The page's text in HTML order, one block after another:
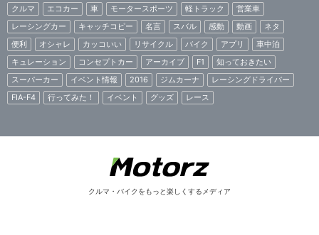
クルマ エコカー 車 モータースポーツ 軽トラック
営業車
レーシングカー
キャッチコピー 名言 スバル 感動 動画
ネタ
便利
オシャレ カッコいい リサイクル バイク アプリ
車中泊
キュレーション
コンセプトカー アーカイブ F1
知っておきたい
スーパーカー
イベント情報 2016 ジムカーナ
レーシングドライバー
FIA-F4
行ってみた！ イベント グッズ レース
クルマ・バイクをもっと楽しくするメディア